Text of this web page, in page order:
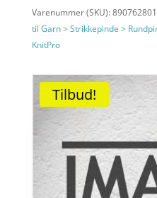
Varenummer (SKU):
til Garn > Strikkepinde >
KnitPro
Tilbud!